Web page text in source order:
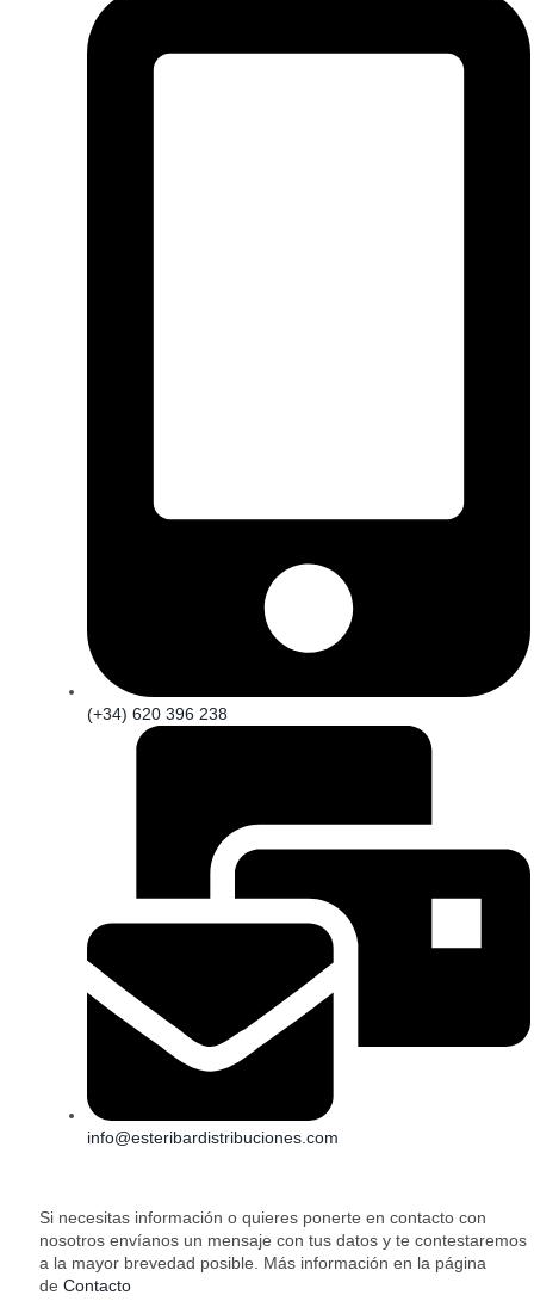
(+34) 620 396 238
info@esteribardistribuciones.com
Si necesitas información o quieres ponerte en contacto con
nosotros envíanos un mensaje con tus datos y te contestaremos
a la mayor brevedad posible. Más información en la página
de Contacto